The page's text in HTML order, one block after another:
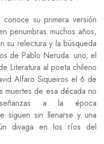
su primera versión
penumbras muchos años,
su relectura y la búsqueda
de Pablo Neruda: uno, el
Literatura al poeta chileno
Alfaro Siqueiros el 6 de
muertes de esa década no
a la época
siguen sin llenarse y una
divaga en los ríos del